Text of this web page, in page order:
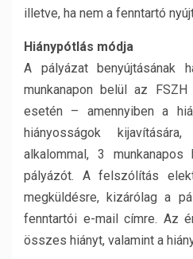
illetve, ha nem a fenntartó
Hiánypótlás módja
A pályázat benyújtásának
munkanapon belül az
esetén – amennyiben a
hiányosságok
alkalommal, 3
pályázót. A felszólítás
megküldésre, kizárólag a
fenntartói e-mail címre. Az
összes hiányt, valamint a